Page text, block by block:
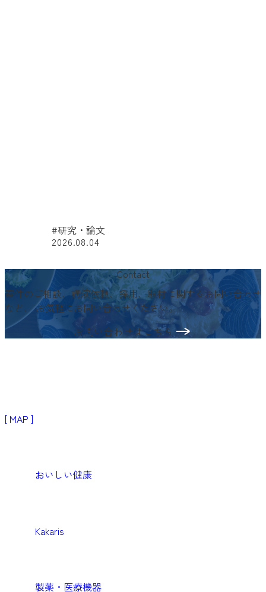
#研究・論文
2026.08.04
Contact
案件のご相談、講演依頼、採用、取材に関するお問い合わせ
など、お気軽にお問い合わせください。
お問い合わせはこちら
[ MAP ]
おいしい健康
Kakaris
製薬・医療機器